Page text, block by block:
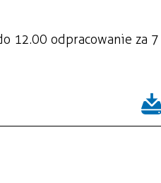
12.00 odpracowanie za 7